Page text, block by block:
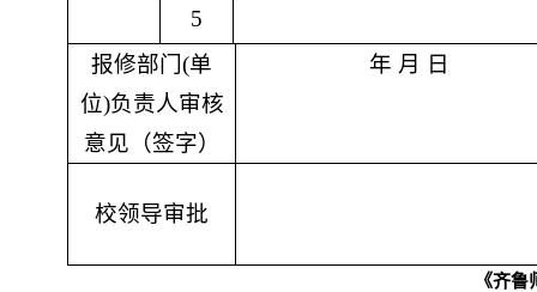
5
报修部门(单
位)负责人审核
意见（签字）
年 月 日
校领导审批
《齐